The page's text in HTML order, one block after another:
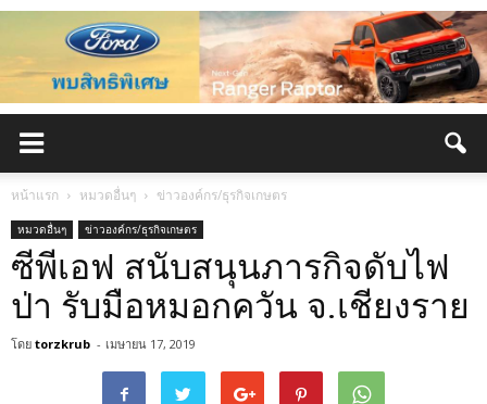
หน้าแรก หมวดอื่นๆ ข่าวองค์กร/ธุรกิจเกษตร
หมวดอื่นๆ ข่าวองค์กร/ธุรกิจเกษตร
ซีพีเอฟ สนับสนุนภารกิจดับไฟ
ป่า รับมือหมอกควัน จ.เชียงราย
โดย torzkrub - เมษายน 17, 2019